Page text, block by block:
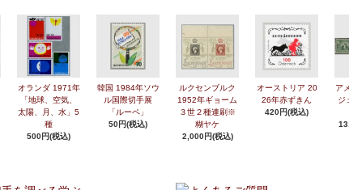
オランダ 1971年
「地球、空気、
太陽、月、水」5
種
500円(税込)
韓国 1984年ソウ
ル国際切手展
「ルーペ」
50円(税込)
ルクセンブルク
1952年ギョーム
３世２種連刷※
糊ヤケ
2,000円(税込)
オーストリア 20
26年赤ずきん
420円(税込)
ア
ジ